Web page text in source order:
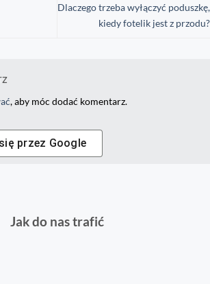
Dlaczego trzeba wyłączyć poduszkę,
kiedy fotelik jest z przodu?
, aby móc dodać komentarz.
przez Google
Jak do nas trafić